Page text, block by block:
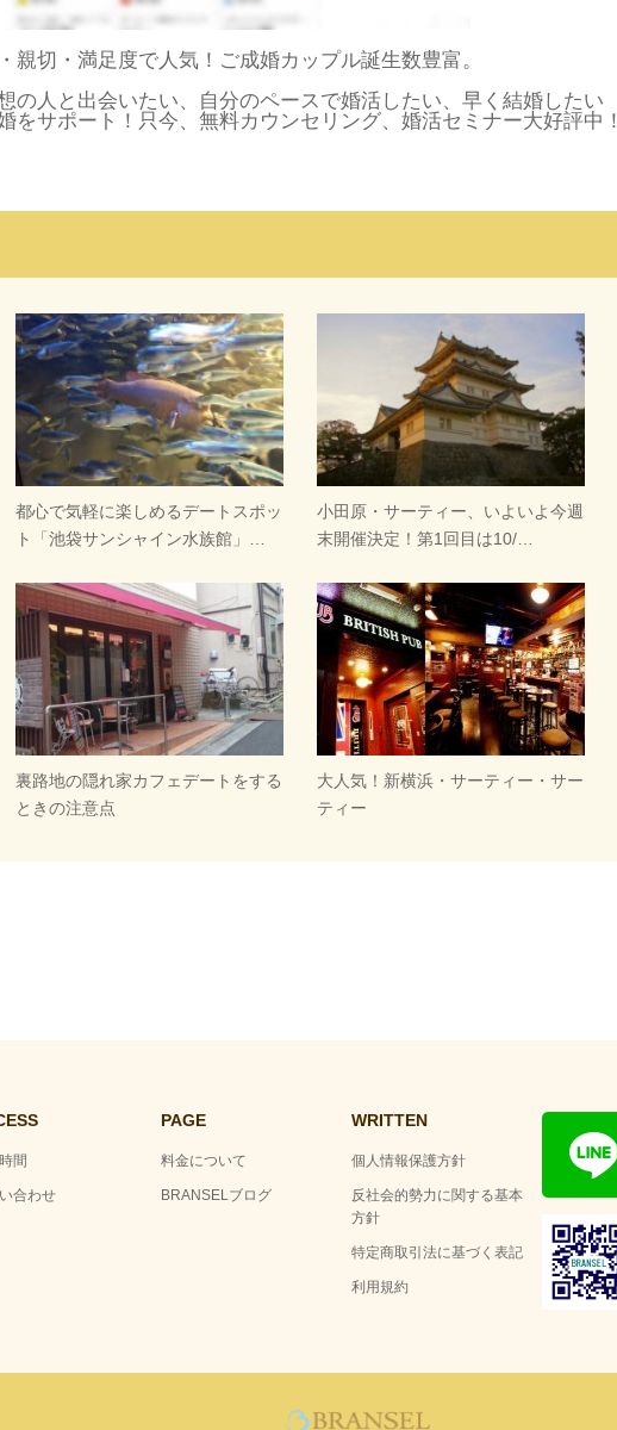
親切・満足度で人気！ご成婚カップル誕生数豊富。
の人と出会いたい、自分のペースで婚活したい、早く結婚したい
をサポート！只今、無料カウンセリング、婚活セミナー大好評中！
都心で気軽に楽しめるデートスポッ
ト「池袋サンシャイン水族館」…
小田原・サーティー、いよいよ今週
末開催決定！第1回目は10/…
裏路地の隠れ家カフェデートをする
ときの注意点
大人気！新横浜・サーティー・サー
ティー
間
合わせ
PAGE
料金について
BRANSELブログ
WRITTEN
個人情報保護方針
反社会的勢力に関する基本
方針
特定商取引法に基づく表記
利用規約